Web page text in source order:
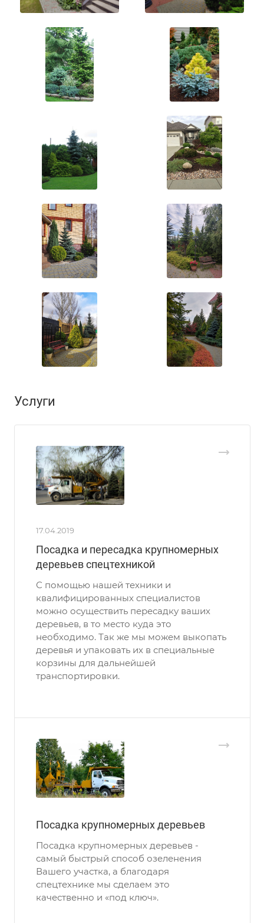
Услуги
17.04.2019
Посадка и пересадка крупномерных
деревьев спецтехникой
С помощью нашей техники и
квалифицированных специалистов
можно осуществить пересадку ваших
деревьев, в то место куда это
необходимо. Так же мы можем выкопать
деревья и упаковать их в специальные
корзины для дальнейшей
транспортировки.
Посадка крупномерных деревьев
Посадка крупномерных деревьев -
самый быстрый способ озеленения
Вашего участка, а благодаря
спецтехнике мы сделаем это
качественно и «под ключ».